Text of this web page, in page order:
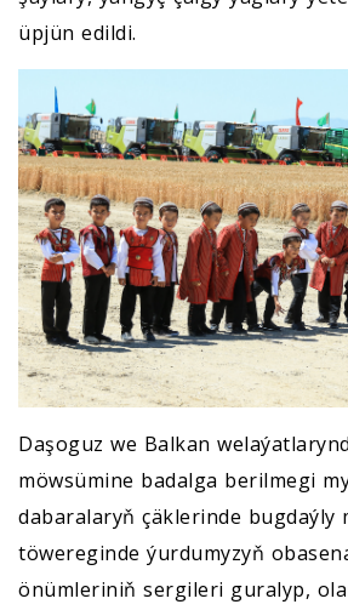
üpjün edildi.
Daşoguz we Balkan
möwsümine badalga berilmegi
dabaralaryň çäklerinde bugdaýly
töwereginde ýurdumyzyň
önümleriniň sergileri guralyp,